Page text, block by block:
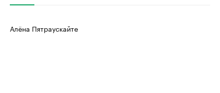
Алёна Пятраускайте